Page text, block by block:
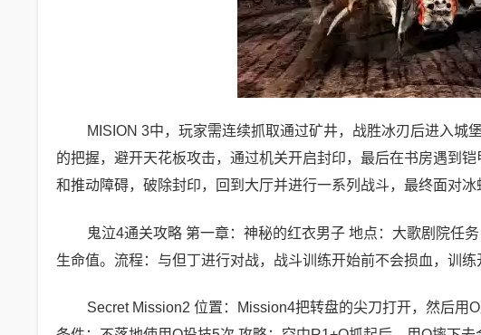
MISION 3中，玩家需连续抓取通过矿井，战胜冰刃后进入
的把握，避开天花板攻击，通过机关开启封印，最后在书房遇到
和推动障碍，破除封印，回到大厅并进行一系列战斗，最终面对冰
鬼泣4通关攻略 第一章：神秘的红衣男子 地点：大歌剧院任
生命值。流程：与但丁进行对战，战斗训练开始前不会损血，训
Secret Mission2 位置：Mission4把转盘的尖刀打开，然后用